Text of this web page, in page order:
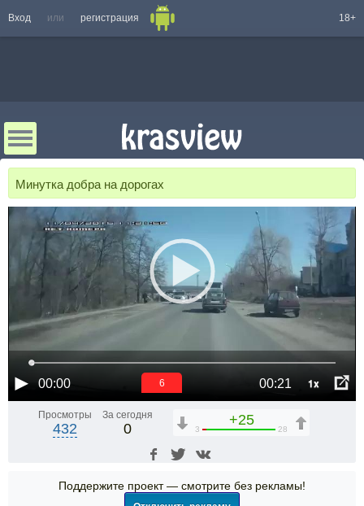
Вход или регистрация 18+
Минутка добра на дорогах
00:00 00:21 1x
5
Просмотры
432
За сегодня
0
+25
3 28
Поддержите проект — смотрите без рекламы!